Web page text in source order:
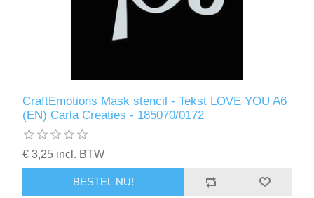
CraftEmotions Mask stencil - Tekst LOVE YOU A6
(EN) Carla Creaties - 185070/0172
€ 3,25 incl. BTW
BESTEL NU!